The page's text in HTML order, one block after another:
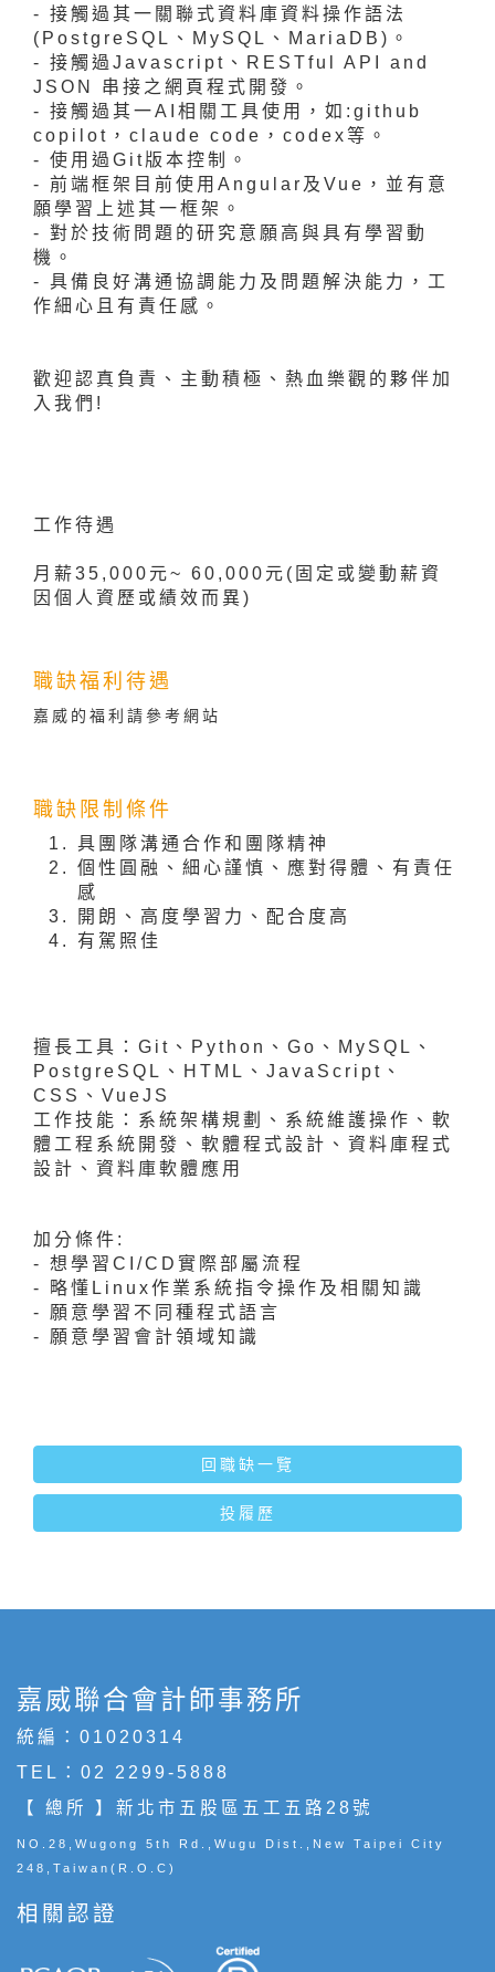
- 接觸過其一關聯式資料庫資料操作語法
(PostgreSQL、MySQL、MariaDB)。
- 接觸過Javascript、RESTful API and
JSON 串接之網頁程式開發。
- 接觸過其一AI相關工具使用，如:github
copilot，claude code，codex等。
- 使用過Git版本控制。
- 前端框架目前使用Angular及Vue，並有意
願學習上述其一框架。
- 對於技術問題的研究意願高與具有學習動
機。
- 具備良好溝通協調能力及問題解決能力，工
作細心且有責任感。
歡迎認真負責、主動積極、熱血樂觀的夥伴加
入我們!
工作待遇
月薪35,000元~ 60,000元(固定或變動薪資
因個人資歷或績效而異)
職缺福利待遇
嘉威的福利請參考網站
職缺限制條件
具團隊溝通合作和團隊精神
個性圓融、細心謹慎、應對得體、有責任
感
開朗、高度學習力、配合度高
有駕照佳
擅長工具：Git、Python、Go、MySQL、
PostgreSQL、HTML、JavaScript、
CSS、VueJS
工作技能：系統架構規劃、系統維護操作、軟
體工程系統開發、軟體程式設計、資料庫程式
設計、資料庫軟體應用
加分條件:
- 想學習CI/CD實際部屬流程
- 略懂Linux作業系統指令操作及相關知識
- 願意學習不同種程式語言
- 願意學習會計領域知識
回職缺一覽
投履歷
嘉威聯合會計師事務所
統編：01020314
TEL： 02 2299-5888
【 總所 】新北市五股區五工五路28號
NO.28,Wugong 5th Rd.,Wugu Dist.,New Taipei City
248,Taiwan(R.O.C)
相關認證